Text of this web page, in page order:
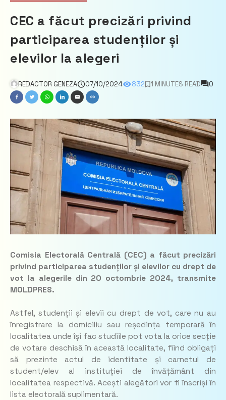
CEC a făcut precizări privind
participarea studenților și
elevilor la alegeri
REDACTOR GENEZA 07/10/2024 832 1 MINUTES READ 0
Comisia Electorală Centrală (CEC) a făcut precizări
privind participarea studenților și elevilor cu drept de
vot la alegerile din 20 octombrie 2024, transmite
MOLDPRES.
Astfel, studenții și elevii cu drept de vot, care nu au
înregistrare la domiciliu sau reședința temporară în
localitatea unde își fac studiile pot vota la orice secție
de votare deschisă în această localitate, fiind obligați
să prezinte actul de identitate și carnetul de
student/elev al instituției de învățământ din
localitatea respectivă. Acești alegători vor fi înscriși în
lista electorală suplimentară.